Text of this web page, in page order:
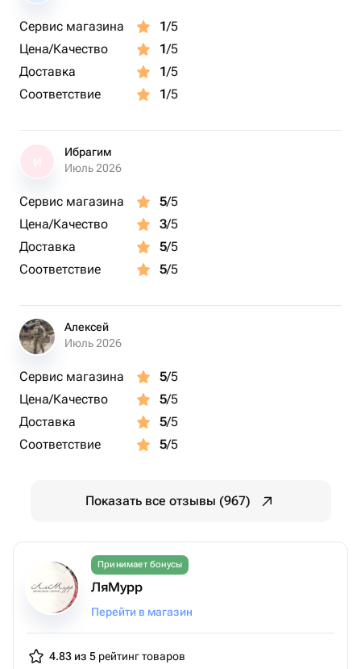
Сервис магазина 1/5
Цена/Качество
1/5
Доставка
1/5
Соответствие
1/5
Ибрагим
Июль 2026
Сервис магазина 5/5
Цена/Качество
3/5
Доставка
5/5
Соответствие
5/5
Алексей
Июль 2026
Сервис магазина 5/5
Цена/Качество
5/5
Доставка
5/5
Соответствие
5/5
Показать все отзывы (967)
Принимает бонусы
ЛяМурр
Перейти в магазин
4.83 из 5 рейтинг товаров